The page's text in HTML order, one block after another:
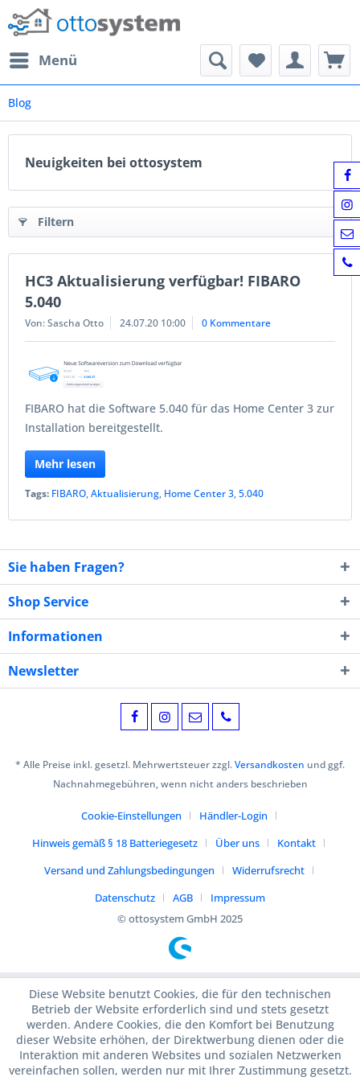
Menü
Blog
Neuigkeiten bei ottosystem
Filtern
HC3 Aktualisierung verfügbar! FIBARO
5.040
Von: Sascha Otto 24.07.20 10:00 0 Kommentare
FIBARO hat die Software 5.040 für das Home Center 3 zur
Installation bereitgestellt.
Mehr lesen
Tags: FIBARO,Aktualisierung, Home Center 3,5.040
Sie haben Fragen?
Shop Service
Informationen
Newsletter
* Alle Preise inkl. gesetzl. Mehrwertsteuer zzgl.Versandkosten und ggf.
Nachnahmegebühren, wenn nicht anders beschrieben
Cookie-Einstellungen
Händler-Login
Hinweis gemäß § 18 Batteriegesetz
Über uns
Kontakt
Versand und Zahlungsbedingungen
Widerrufsrecht
Datenschutz
AGB
Impressum
© ottosystem GmbH 2025
Diese Website benutzt Cookies, die für den technischen
Betrieb der Website erforderlich sind und stets gesetzt
werden. Andere Cookies, die den Komfort bei Benutzung
dieser Website erhöhen, der Direktwerbung dienen oder die
Interaktion mit anderen Websites und sozialen Netzwerken
vereinfachen sollen, werden nur mit Ihrer Zustimmung gesetzt.